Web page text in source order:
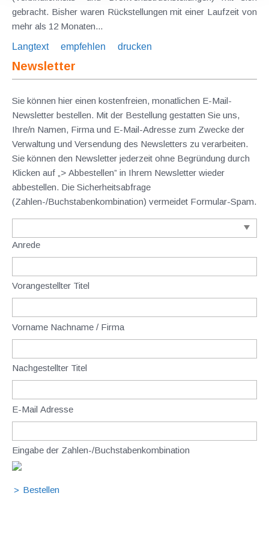
gebracht. Bisher waren Rückstellungen mit einer Laufzeit von
mehr als 12 Monaten...
Langtext
empfehlen drucken
Newsletter
Sie können hier einen kostenfreien, monatlichen E-Mail-
Newsletter bestellen. Mit der Bestellung gestatten Sie uns,
Ihre/n Namen, Firma und E-Mail-Adresse zum Zwecke der
Verwaltung und Versendung des Newsletters zu verarbeiten.
Sie können den Newsletter jederzeit ohne Begründung durch
Klicken auf „> Abbestellen” in Ihrem Newsletter wieder
abbestellen. Die Sicherheitsabfrage
(Zahlen-/Buchstabenkombination) vermeidet Formular-Spam.
Anrede
Vorangestellter Titel
Vorname Nachname / Firma
Nachgestellter Titel
E-Mail Adresse
Eingabe der Zahlen-/Buchstabenkombination